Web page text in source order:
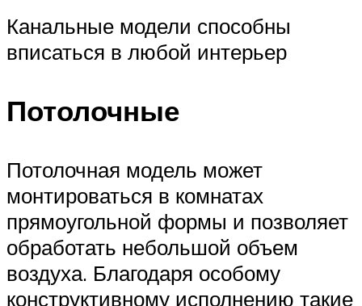
Канальные модели способны
вписаться в любой интерьер
Потолочные
Потолочная модель может
монтироваться в комнатах
прямоугольной формы и позволяет
обработать небольшой объем
воздуха. Благодаря особому
конструктивному исполнению такие